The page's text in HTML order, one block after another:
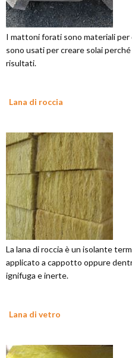
I mattoni forati sono materiali
sono usati per creare solai
risultati.
Lana di roccia
La lana di roccia è un isolante
applicato a cappotto oppure
ignifuga e inerte.
Lana di vetro